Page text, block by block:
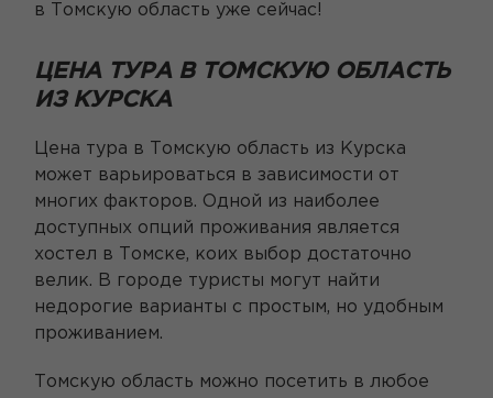
в Томскую область уже сейчас!
ЦЕНА ТУРА В ТОМСКУЮ ОБЛАСТЬ
ИЗ КУРСКА
Цена тура в Томскую область из Курска
может варьироваться в зависимости от
многих факторов. Одной из наиболее
доступных опций проживания является
хостел в Томске, коих выбор достаточно
велик. В городе туристы могут найти
недорогие варианты с простым, но удобным
проживанием.
Томскую область можно посетить в любое